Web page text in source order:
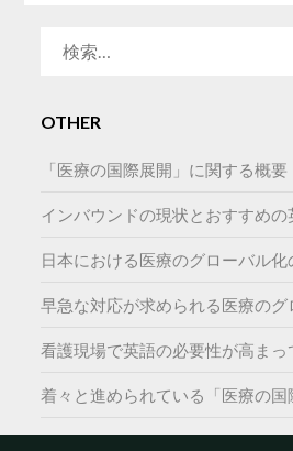
OTHER
「医療の国際展開」に関する概要
インバウンドの現状とおすすめの
日本における医療のグローバル化
早急な対応が求められる医療のグ
看護現場で英語の必要性が高まっ
着々と進められている「医療の国